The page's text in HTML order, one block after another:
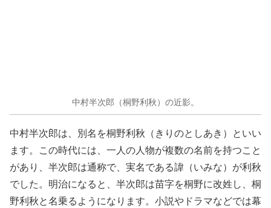
中村半次郎（桐野利秋）の近影。
中村半次郎は、別名を桐野利秋（きりのとしあき）といい
ます。この時代には、一人の人物が複数の名前を持つこと
があり、半次郎は通称で、実名である諱（いみな）が利秋
でした。明治になると、半次郎は苗字を桐野に改姓し、桐
野利秋と名乗るようになります。小説やドラマなどでは幕